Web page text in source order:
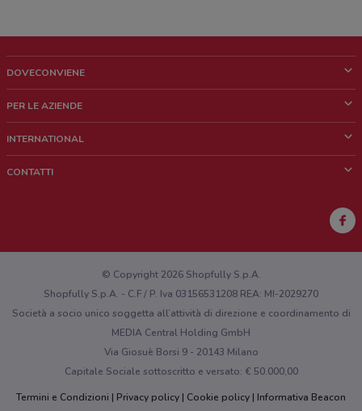
DOVECONVIENE
Chi siamo
Lavora con noi
PER LE AZIENDE
Richieste commerciali e marketing
INTERNATIONAL
CONTATTI
Hai un malfunzionamento sul web o sull'app?
© Copyright 2026 Shopfully S.p.A.
Shopfully S.p.A. - C.F / P. Iva 03156531208 REA: MI-2029270
Società a socio unico soggetta all’attività di direzione e coordinamento di
MEDIA Central Holding GmbH
Via Giosuè Borsi 9 - 20143 Milano
Capitale Sociale sottoscritto e versato: € 50.000,00
Termini e Condizioni
Privacy policy Cookie policy
Informativa Beacon